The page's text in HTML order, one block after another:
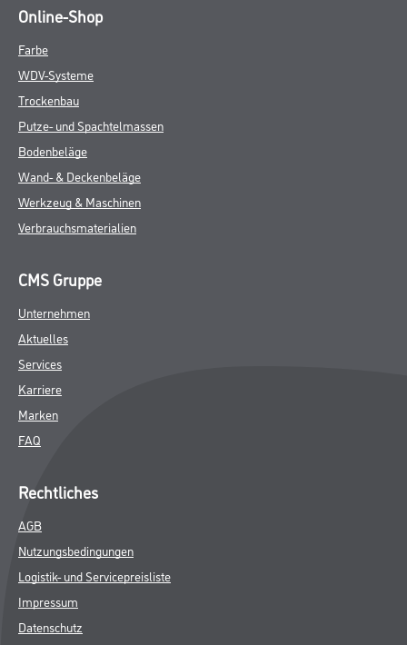
Online-Shop
Farbe
WDV-Systeme
Trockenbau
Putze- und Spachtelmassen
Bodenbeläge
Wand- & Deckenbeläge
Werkzeug & Maschinen
Verbrauchsmaterialien
CMS Gruppe
Unternehmen
Aktuelles
Services
Karriere
Marken
FAQ
Rechtliches
AGB
Nutzungsbedingungen
Logistik- und Servicepreisliste
Impressum
Datenschutz